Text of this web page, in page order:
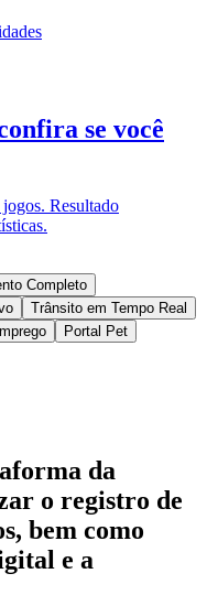
se você
Resultado
Completo
Trânsito em Tempo Real
Portal Pet
da
o registro de
bem como
e a